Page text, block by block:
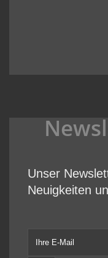
Unser
Neuigkeiten